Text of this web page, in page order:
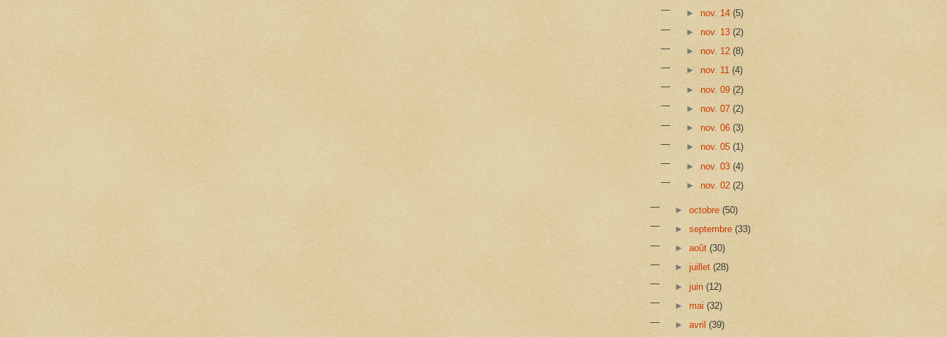
► nov. 14 (5)
► nov. 13 (2)
► nov. 12 (8)
► nov. 11 (4)
► nov. 09 (2)
► nov. 07 (2)
► nov. 06 (3)
► nov. 05 (1)
► nov. 03 (4)
► nov. 02 (2)
►octobre(50)
►septembre(33)
►août(30)
►juillet(28)
►juin(12)
►mai(32)
►avril(39)